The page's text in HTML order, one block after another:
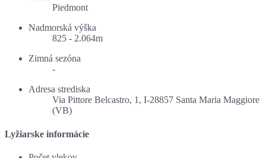
Piedmont
Nadmorská výška
825 - 2.064m
Zimná sezóna
-
Adresa strediska
Via Pittore Belcastro, 1, I-28857 Santa Maria Maggiore
(VB)
Lyžiarske informácie